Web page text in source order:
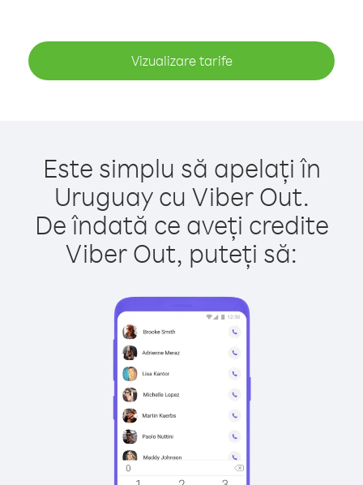
Vizualizare tarife
Este simplu să apelați în
Uruguay cu Viber Out.
De îndată ce aveți credite
Viber Out, puteți să: